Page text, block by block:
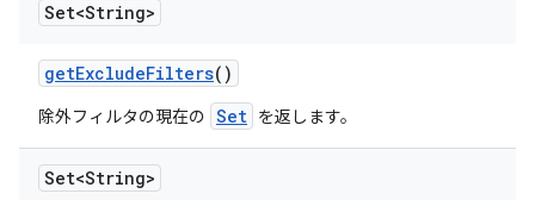
Set<String>
getExcludeFilters()
除外フィルタの現在の Set を返します。
Set<String>